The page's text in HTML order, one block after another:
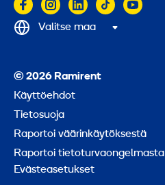
© 2026 Ramirent
Käyttöehdot
Tietosuoja
Raportoi väärinkäytöksestä
Raportoi tietoturvaongelmasta
Evästeasetukset
Valitse maa